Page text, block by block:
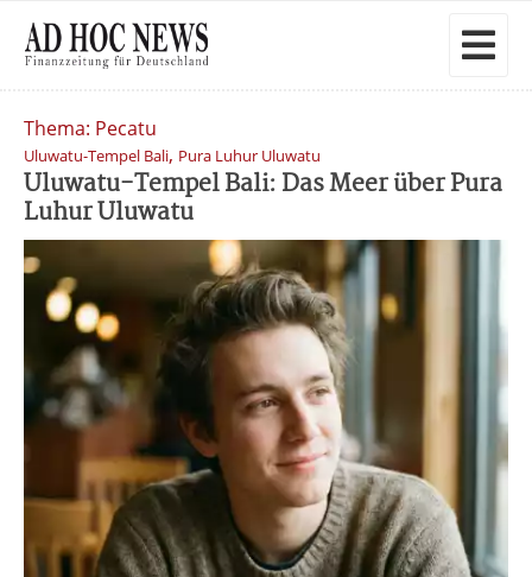
Thema: Pecatu
Uluwatu-Tempel Bali, Pura Luhur Uluwatu
Uluwatu-Tempel Bali: Das Meer über Pura
Luhur Uluwatu